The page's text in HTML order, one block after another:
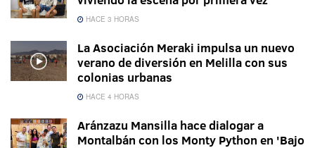
HACE 3 HORAS
La Asociación Meraki impulsa un nuevo
verano de diversión en Melilla con sus
colonias urbanas
HACE 4 HORAS
Aránzazu Mansilla hace dialogar a
Montalbán con los Monty Python en 'Bajo